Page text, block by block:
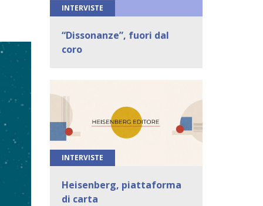
INTERVISTE
“Dissonanze”, fuori dal
coro
INTERVISTE
Heisenberg, piattaforma
di carta